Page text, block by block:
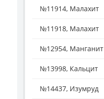
№11914, Малахит
№11918, Малахит
№12954, Манганит
№13998, Кальцит
№14437, Изумруд